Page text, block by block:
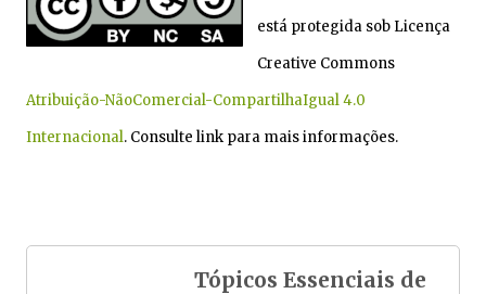
está protegida sob Licença
Creative Commons
Atribuição-NãoComercial-CompartilhaIgual 4.0
Internacional. Consulte link para mais informações.
Tópicos Essenciais de